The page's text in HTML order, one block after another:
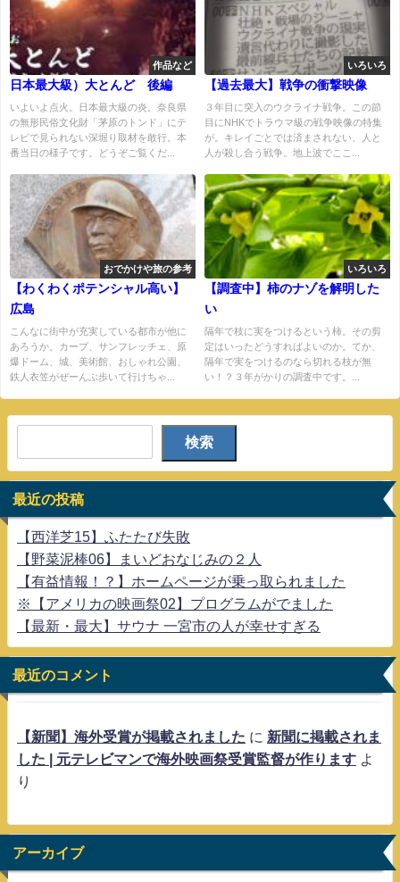
作品など
日本最大級）大とんど 後編
いよいよ点火。日本最大級の炎。奈良県
の無形民俗文化財「茅原のトンド」にテ
レビで見られない深堀り取材を敢行。本
番当日の様子です。どうぞご覧くだ...
いろいろ
【過去最大】戦争の衝撃映像
３年目に突入のウクライナ戦争。この節
目にNHKでトラウマ級の戦争映像の特集
が。キレイごとでは済まされない、人と
人が殺し合う戦争。地上波でここ...
おでかけや旅の参考
【わくわくポテンシャル高い】
広島
こんなに街中が充実している都市が他に
あろうか。カープ、サンフレッチェ、原
爆ドーム、城、美術館、おしゃれ公園、
鉄人衣笠がぜーんぶ歩いて行けちゃ...
いろいろ
【調査中】柿のナゾを解明した
い
隔年で枝に実をつけるという柿。その剪
定はいったどうすればよいのか。てか、
隔年で実をつけるのなら切れる枝が無
い！？３年がかりの調査中です。...
検索
最近の投稿
【西洋芝15】ふたたび失敗
【野菜泥棒06】まいどおなじみの２人
【有益情報！？】ホームページが乗っ取られました
※【アメリカの映画祭02】プログラムがでました
【最新・最大】サウナ 一宮市の人が幸せすぎる
最近のコメント
【新聞】海外受賞が掲載されました に 新聞に掲載されま
した | 元テレビマンで海外映画祭受賞監督が作ります よ
り
アーカイブ